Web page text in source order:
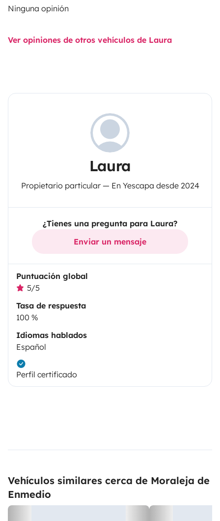
Ninguna opinión
Ver opiniones de otros vehículos de Laura
Laura
Propietario particular — En Yescapa desde 2024
¿Tienes una pregunta para Laura?
Enviar un mensaje
Puntuación global
5/5
Tasa de respuesta
100 %
Idiomas hablados
Español
Perfil certificado
Vehículos similares cerca de Moraleja de
Enmedio